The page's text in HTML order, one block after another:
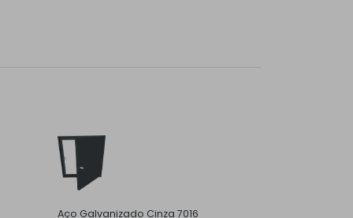
Aço Galvanizado Cinza 7016